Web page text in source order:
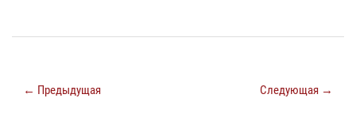
← Предыдущая Следующая →